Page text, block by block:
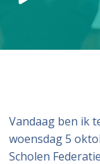
Vandaag ben ik
woensdag 5
Scholen